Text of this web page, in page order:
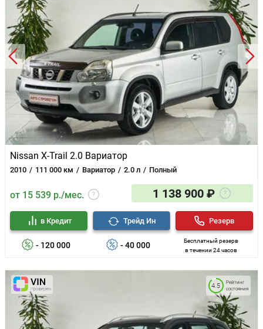
Nissan X-Trail 2.0 Вариатор
2010 111 000 км Вариатор 2.0 л Полный
от 15 539 р./мес. 1 138 900 ₽
- 120 000
в Кредит
- 40 000
Трейд Ин
Бесплатный резерв
в течении 24 часов
Резерв
Рейтинг
состояния
4.5